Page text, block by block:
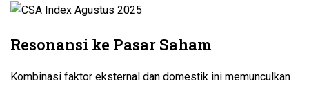
Resonansi ke Pasar Saham
Kombinasi faktor eksternal dan domestik ini memunculkan